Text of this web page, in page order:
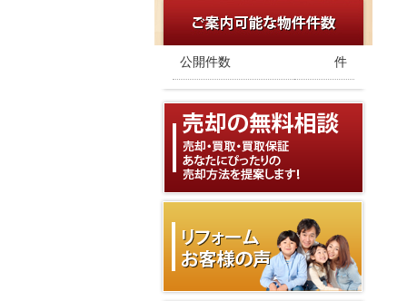
公開件数 件